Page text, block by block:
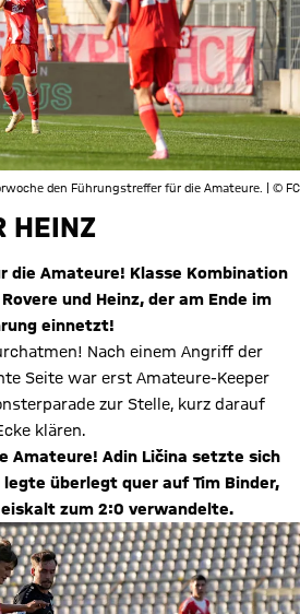
den Führungstreffer für die Amateure. | © FC
HEINZ
die Amateure! Klasse Kombination
Rovere und Heinz, der am Ende im
einnetzt!
Nach einem Angriff der
Seite war erst Amateure-Keeper
zur Stelle, kurz darauf
klären.
Amateure! Adin Ličina setzte sich
überlegt quer auf Tim Binder,
zum 2:0 verwandelte.